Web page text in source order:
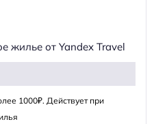
жилье от Yandex Travel
1000₽. Действует при